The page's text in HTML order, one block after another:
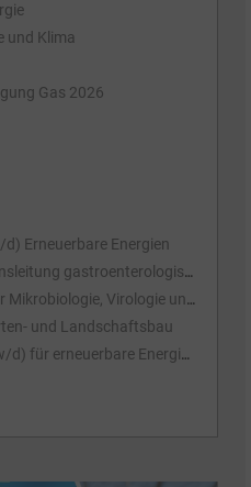
und Kli­ma
Gas 2026
Erneuerbare Energien
Stellvertretende Stationsleitung gastroenterologische Station I2 (m/w/d)
Facharzt / Oberarzt für Mikrobiologie, Virologie und Infektionsepidemiologie (m/w/d) in Pforzheim
und Landschaftsbau
Projektentwickler (m/w/d) für erneuerbare Energien